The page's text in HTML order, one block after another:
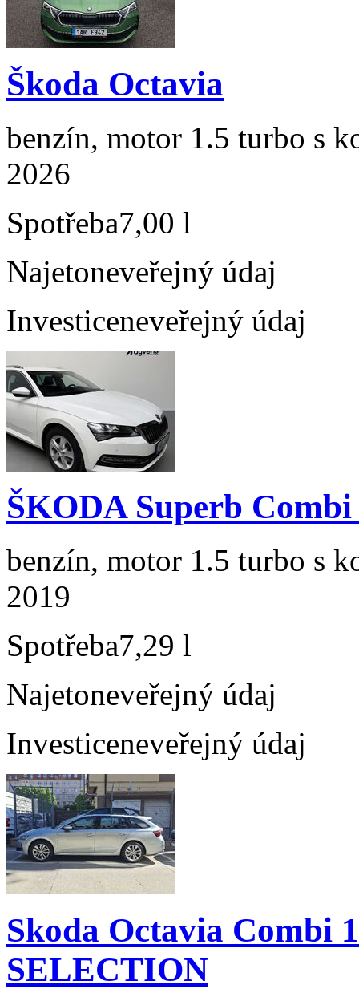
Škoda Octavia
benzín, motor 1.5 turbo s
2026
Spotřeba7,00 l
Najetoneveřejný údaj
Investiceneveřejný údaj
ŠKODA Superb
benzín, motor 1.5 turbo s
2019
Spotřeba7,29 l
Najetoneveřejný údaj
Investiceneveřejný údaj
Skoda Octavia Combi
SELECTION